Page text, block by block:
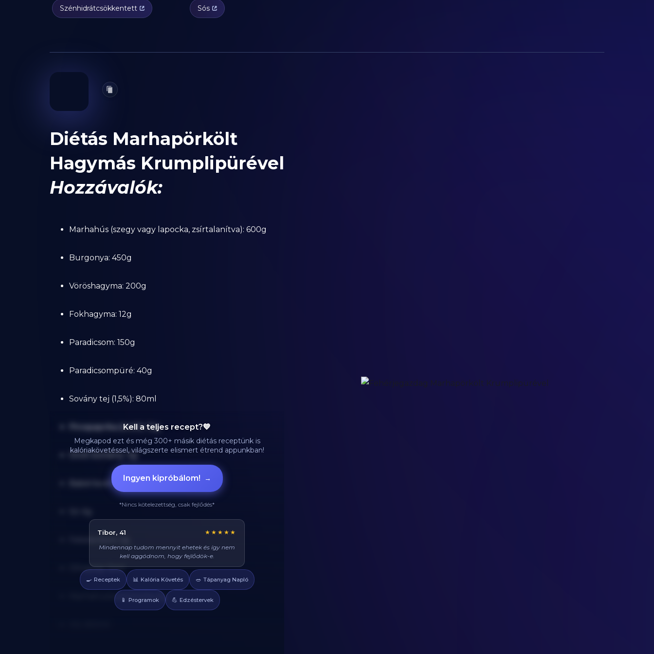
Szénhidrátcsökkentett Sós
Diétás Marhapörkölt
Hagymás Krumplipürével
Hozzávalók:
Marhahús (szegy vagy lapocka, zsírtalanítva): 600g
Burgonya: 450g
Vöröshagyma: 200g
Fokhagyma: 12g
Paradicsom: 150g
Paradicsompüré: 40g
Sovány tej (1,5%): 80ml
Pirospaprika (őrölt): 12g
Őrölt kömény: 3g
Babérlevél: 2g
Olívaolaj: 12ml
Marhahúsleves kocka: 6g
Kell a teljes recept?💙
Megkapod ezt és még 300+ másik diétás receptünk is
kalóriakövetéssel, világszerte elismert étrend appunkban!
Ingyen kipróbálom! →
*Nincs kötelezettség, csak fejlődés*
Réka, 29 ★★★★★
Azt hittem diétán csak csirkét és brokkolit lehet
enni, veletek mindig tudok valami finomat
🍳 Receptek 📊 Kalória Követés 🥗 Tápanyag Napló
📱 Programok 💪 Edzéstervek